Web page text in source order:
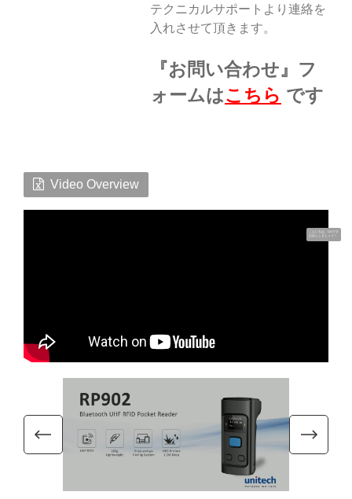
こんにちは、UUです
お話ししましょう！
テクニカルサポートより連絡を
入れさせて頂きます。
『お問い合わせ』フ
ォームはこちら です
Video Overview